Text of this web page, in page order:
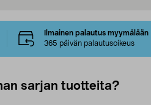
Ilmainen palautus myymälään
365 päivän palautusoikeus
sarjan tuotteita?